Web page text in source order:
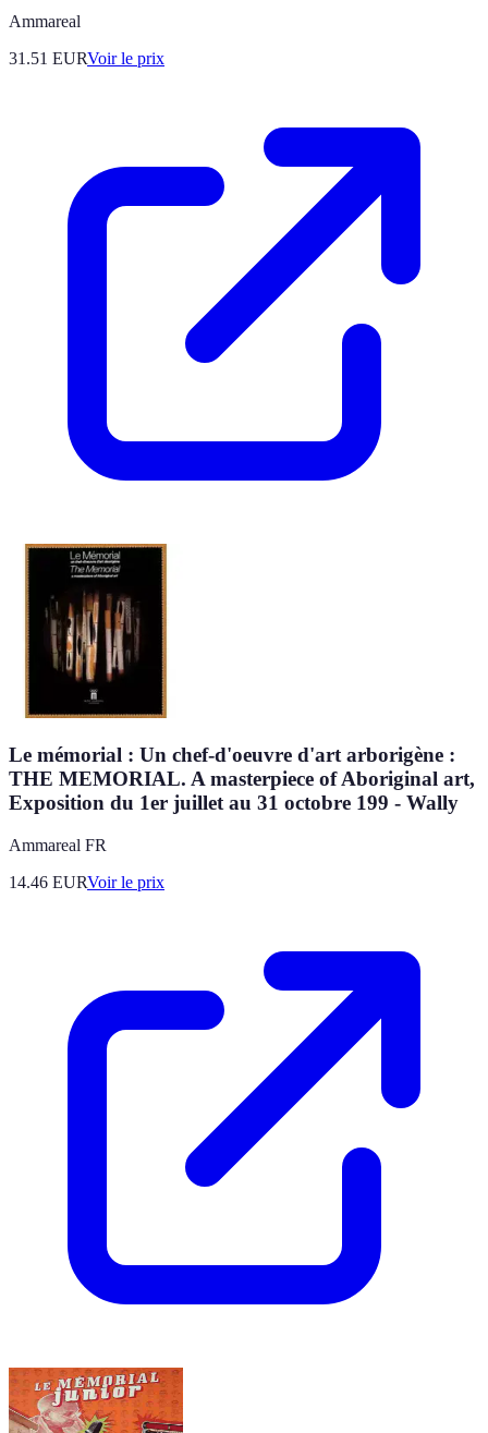
Ammareal
31.51 EURVoir le prix
Le mémorial : Un chef-d'oeuvre d'art arborigène :
THE MEMORIAL. A masterpiece of Aboriginal art,
Exposition du 1er juillet au 31 octobre 199 - Wally
Ammareal FR
14.46 EURVoir le prix